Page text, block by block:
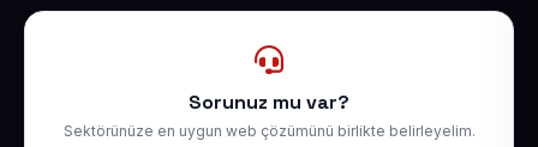
Sorunuz mu var?
Sektörünüze en uygun web çözümünü birlikte belirleyelim.